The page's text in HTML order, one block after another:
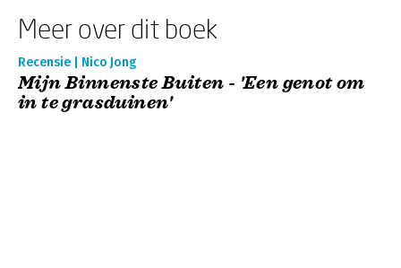
Meer over dit boek
Recensie | Nico Jong
Mijn Binnenste Buiten - 'Een genot om
in te grasduinen'